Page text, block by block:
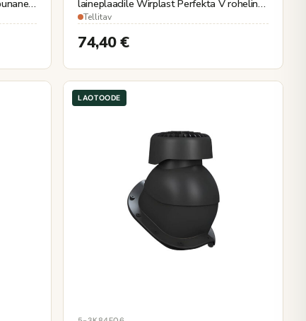
laineplaadile Wirplast Perfekta V roheline
Ø110mm
Tellitav
74,40€
LAOTOODE